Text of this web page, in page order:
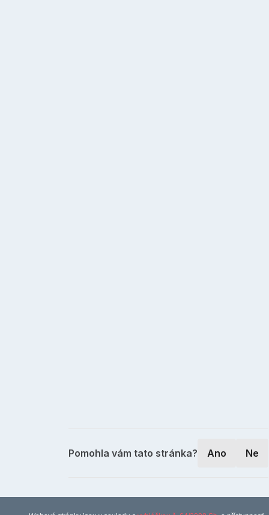
Pomohla vám tato stránka? Ano Ne